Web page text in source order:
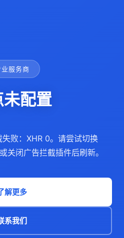
业服务商
配置
败：XHR 0。请尝试切换
关闭广告拦截插件后刷新。
解更多
系我们